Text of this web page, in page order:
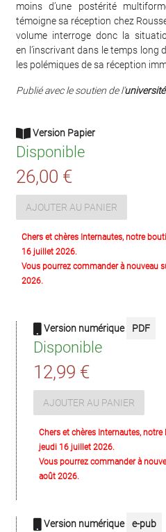
moins d’une postérité
témoigne sa réception chez
volume interroge donc la
en l’inscrivant dans le temps long
les polémiques de sa réception
Publié avec le soutien de l’
Version Papier
Disponible
26,00 €
AJOUTER AU PANIER
Chers et chères Internautes, notre
16 juillet 2026.
Vous pourrez commander à nouveau
2026.
Version numérique PDF
Disponible
12,99 €
AJOUTER AU PANIER
Chers et chères Internautes,
jeudi 16 juillet 2026.
Vous pourrez commander à
août 2026.
Version numérique e-pub